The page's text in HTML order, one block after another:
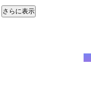
さらに表示